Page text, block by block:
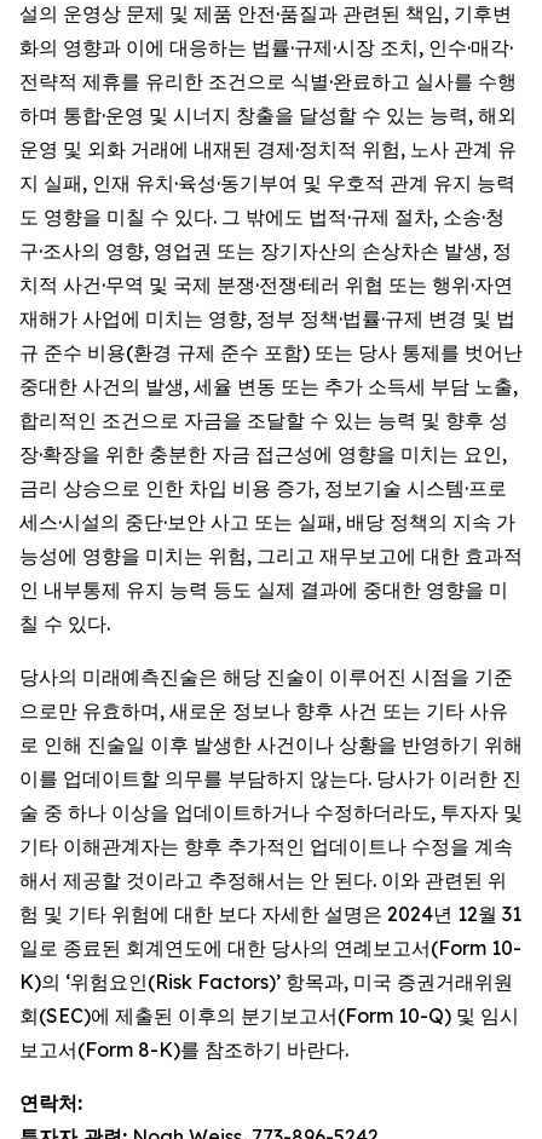
설의 운영상 문제 및 제품 안전·품질과 관련된 책임, 기후변
화의 영향과 이에 대응하는 법률·규제·시장 조치, 인수·매각·
전략적 제휴를 유리한 조건으로 식별·완료하고 실사를 수행
하며 통합·운영 및 시너지 창출을 달성할 수 있는 능력, 해외
운영 및 외화 거래에 내재된 경제·정치적 위험, 노사 관계 유
지 실패, 인재 유치·육성·동기부여 및 우호적 관계 유지 능력
도 영향을 미칠 수 있다. 그 밖에도 법적·규제 절차, 소송·청
구·조사의 영향, 영업권 또는 장기자산의 손상차손 발생, 정
치적 사건·무역 및 국제 분쟁·전쟁·테러 위협 또는 행위·자연
재해가 사업에 미치는 영향, 정부 정책·법률·규제 변경 및 법
규 준수 비용(환경 규제 준수 포함) 또는 당사 통제를 벗어난
중대한 사건의 발생, 세율 변동 또는 추가 소득세 부담 노출,
합리적인 조건으로 자금을 조달할 수 있는 능력 및 향후 성
장·확장을 위한 충분한 자금 접근성에 영향을 미치는 요인,
금리 상승으로 인한 차입 비용 증가, 정보기술 시스템·프로
세스·시설의 중단·보안 사고 또는 실패, 배당 정책의 지속 가
능성에 영향을 미치는 위험, 그리고 재무보고에 대한 효과적
인 내부통제 유지 능력 등도 실제 결과에 중대한 영향을 미
칠 수 있다.
당사의 미래예측진술은 해당 진술이 이루어진 시점을 기준
으로만 유효하며, 새로운 정보나 향후 사건 또는 기타 사유
로 인해 진술일 이후 발생한 사건이나 상황을 반영하기 위해
이를 업데이트할 의무를 부담하지 않는다. 당사가 이러한 진
술 중 하나 이상을 업데이트하거나 수정하더라도, 투자자 및
기타 이해관계자는 향후 추가적인 업데이트나 수정을 계속
해서 제공할 것이라고 추정해서는 안 된다. 이와 관련된 위
험 및 기타 위험에 대한 보다 자세한 설명은 2024년 12월 31
일로 종료된 회계연도에 대한 당사의 연례보고서(Form 10-
K)의 ‘위험요인(Risk Factors)’ 항목과, 미국 증권거래위원
회(SEC)에 제출된 이후의 분기보고서(Form 10-Q) 및 임시
보고서(Form 8-K)를 참조하기 바란다.
연락처: